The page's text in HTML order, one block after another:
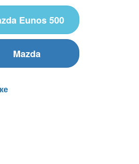
Eunos 500
Mazda